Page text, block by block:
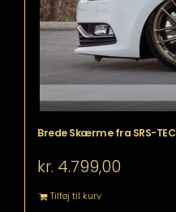
Brede Skærme fra SRS-TEC
kr. 4.799,00
Tilføj til kurv